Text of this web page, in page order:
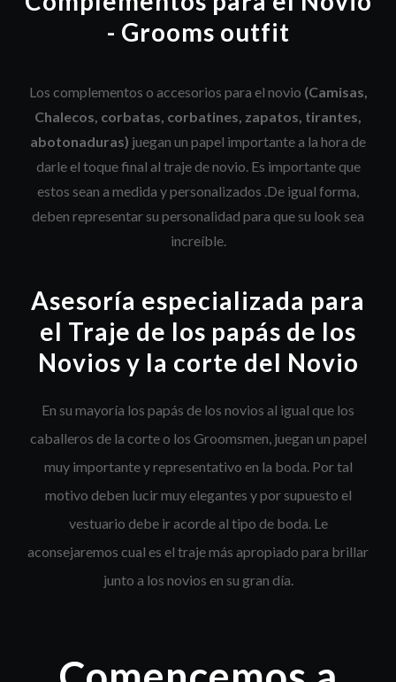
- Grooms outfit
Los complementos o accesorios para el novio (Camisas,
Chalecos, corbatas, corbatines, zapatos, tirantes,
abotonaduras) juegan un papel importante a la hora de
darle el toque final al traje de novio. Es importante que
estos sean a medida y personalizados .De igual forma,
deben representar su personalidad para que su look sea
increíble.
Asesoría especializada para
el Traje de los papás de los
Novios y la corte del Novio
En su mayoría los papás de los novios al igual que los
caballeros de la corte o los Groomsmen, juegan un papel
muy importante y representativo en la boda. Por tal
motivo deben lucir muy elegantes y por supuesto el
vestuario debe ir acorde al tipo de boda. Le
aconsejaremos cual es el traje más apropiado para brillar
junto a los novios en su gran día.